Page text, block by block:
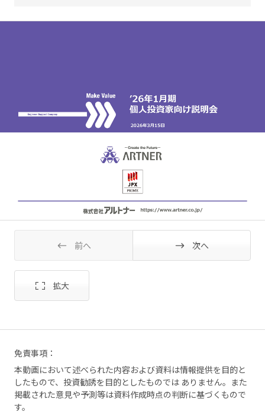
前へ 次へ
免責事項：
本動画において述べられた内容および資料は情報提供を目的と
したもので、投資勧誘を目的としたものでは ありません。また
掲載された意見や予測等は資料作成時点の判断に基づくもので
す。